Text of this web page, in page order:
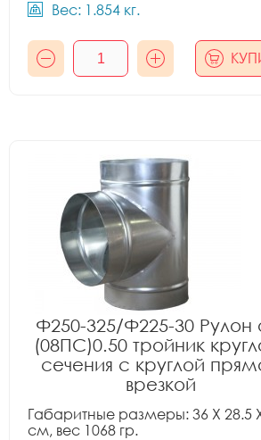
Вес: 1.854 кг.
Ф250-325/Ф225-30 Рулон
(08ПС)0.50 тройник
сечения с круглой
врезкой
Габаритные размеры: 36 X 28.5
см, вес 1068 гр.